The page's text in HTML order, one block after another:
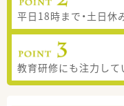
平日18時まで・土日休
教育研修にも注力して